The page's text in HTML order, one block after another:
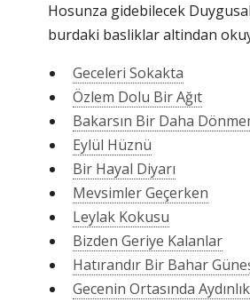
Hosunza gidebilecek
burdaki basliklar altindan
Geceleri Sokakta
Özlem Dolu Bir Ağıt
Bakarsın Bir Daha
Eylül Hüznü
Bir Hayal Diyarı
Mevsimler Geçerken
Leylak Kokusu
Bizden Geriye Kalanlar
Hatırandır Bir Bahar
Gecenin Ortasında Aydınlık